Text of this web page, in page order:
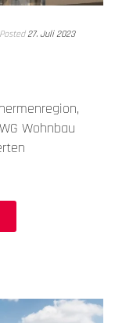
Posted 27. Juli 2023
Wohnbau